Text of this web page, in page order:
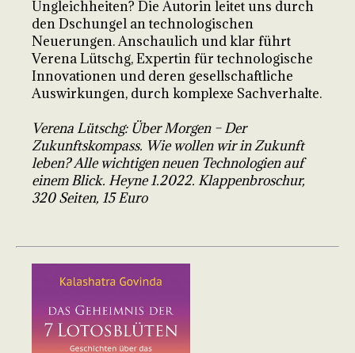
Ungleichheiten? Die Autorin leitet uns durch
den Dschungel an technologischen
Neuerungen. Anschaulich und klar führt
Verena Lütschg, Expertin für technologische
Innovationen und deren gesellschaftliche
Auswirkungen, durch komplexe Sachverhalte.
Verena Lütschg: Über Morgen – Der
Zukunftskompass. Wie wollen wir in Zukunft
leben? Alle wichtigen neuen Technologien auf
einem Blick. Heyne 1.2022. Klappenbroschur,
320 Seiten, 15 Euro